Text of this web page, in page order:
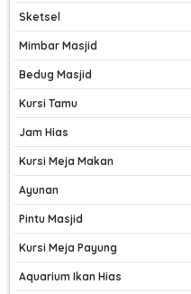
Sketsel
Mimbar Masjid
Bedug Masjid
Kursi Tamu
Jam Hias
Kursi Meja Makan
Ayunan
Pintu Masjid
Kursi Meja Payung
Aquarium Ikan Hias